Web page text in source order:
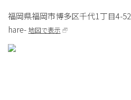
福岡県福岡市博多区千代1丁目4-52
hare- 地図で表示